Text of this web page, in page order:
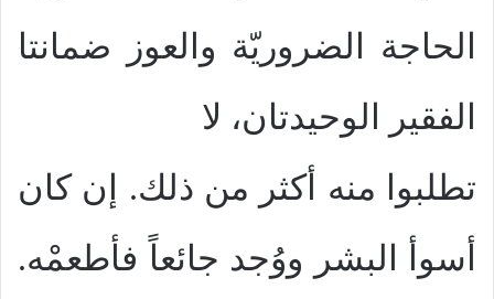
الحاجة الضروريّة والعوز ضمانتا
الفقير الوحيدتان، لا
تطلبوا منه أكثر من ذلك. إن كان
أسوأ البشر ووُجد جائعاً فأطعمْه.